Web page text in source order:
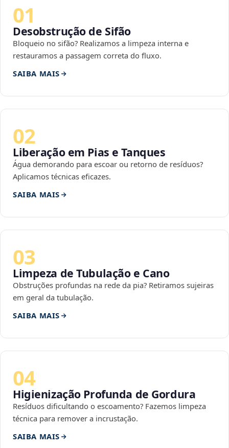
01
Desobstrução de Sifão
Bloqueio no sifão? Realizamos a limpeza interna e
restauramos a passagem correta do fluxo.
SAIBA MAIS
02
Liberação em Pias e Tanques
Água demorando para escoar ou retorno de resíduos?
Aplicamos técnicas eficazes.
SAIBA MAIS
03
Limpeza de Tubulação e Cano
Obstruções profundas na rede da pia? Retiramos sujeiras
em geral da tubulação.
SAIBA MAIS
04
Higienização Profunda de Gordura
Resíduos dificultando o escoamento? Fazemos limpeza
técnica para remover a incrustação.
SAIBA MAIS